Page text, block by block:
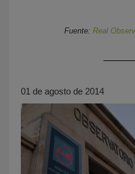
Fuente: Real
01 de agosto de 2014